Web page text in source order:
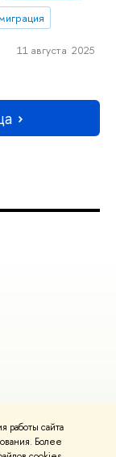
работы сайта
Более
11 августа 2025